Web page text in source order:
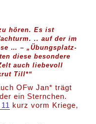
hören. Es ist
.. auf der im
… – „Übungsplatz-
diese besondere
auch liebevoll
Till*“
OFw Jan* trägt
ein Sternchen.
kurz vorm Kriege,